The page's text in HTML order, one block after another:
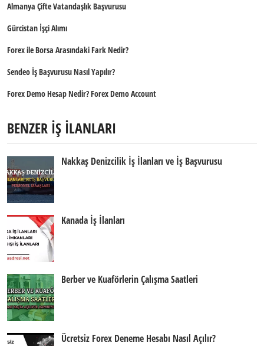
Almanya Çifte Vatandaşlık Başvurusu
Gürcistan İşçi Alımı
Forex ile Borsa Arasındaki Fark Nedir?
Sendeo İş Başvurusu Nasıl Yapılır?
Forex Demo Hesap Nedir? Forex Demo Account
BENZER İŞ İLANLARI
Nakkaş Denizcilik İş İlanları ve İş Başvurusu
Kanada İş İlanları
Berber ve Kuaförlerin Çalışma Saatleri
Ücretsiz Forex Deneme Hesabı Nasıl Açılır?